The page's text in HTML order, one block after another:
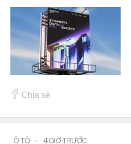
Chia sẻ
Ô TÔ - 4 GIỜ TRƯỚC